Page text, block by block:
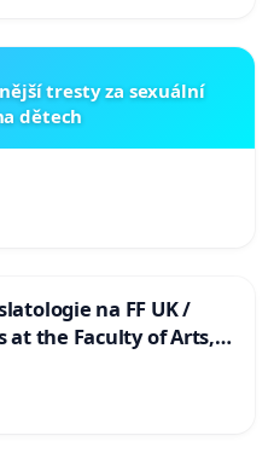
tresty za sexuální
dětech
na FF UK /
at the Faculty of Arts,